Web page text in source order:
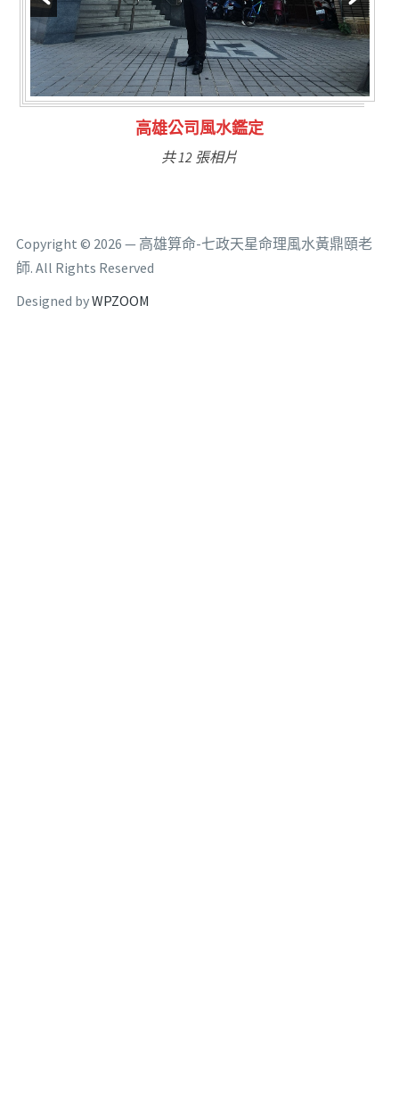
高雄公司風水鑑定
Copyright © 2026 — 高雄算命-七政天星命理風水黃鼎頤老
師. All Rights Reserved
Designed byWPZOOM